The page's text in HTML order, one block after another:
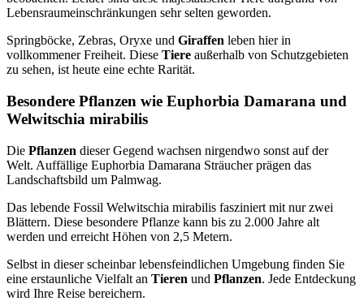
Lebensraumeinschränkungen sehr selten geworden.
Springböcke, Zebras, Oryxe und Giraffen leben hier in
vollkommener Freiheit. Diese Tiere außerhalb von Schutzgebieten
zu sehen, ist heute eine echte Rarität.
Besondere Pflanzen wie Euphorbia Damarana und
Welwitschia mirabilis
Die Pflanzen dieser Gegend wachsen nirgendwo sonst auf der
Welt. Auffällige Euphorbia Damarana Sträucher prägen das
Landschaftsbild um Palmwag.
Das lebende Fossil Welwitschia mirabilis fasziniert mit nur zwei
Blättern. Diese besondere Pflanze kann bis zu 2.000 Jahre alt
werden und erreicht Höhen von 2,5 Metern.
Selbst in dieser scheinbar lebensfeindlichen Umgebung finden Sie
eine erstaunliche Vielfalt an Tieren und Pflanzen. Jede Entdeckung
wird Ihre Reise bereichern.